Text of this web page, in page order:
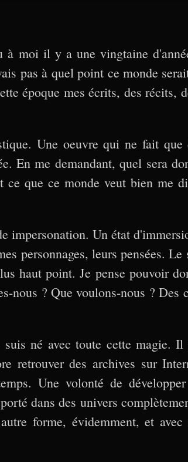
à moi il y a une vingtaine
pas à quel point ce monde
époque mes écrits, des récits,
Une oeuvre qui ne fait que
En me demandant, quel sera
que ce monde veut bien me
impersonation. Un état
personnages, leurs pensées.
haut point. Je pense pouvoir
nous ? Que voulons-nous ? Des
né avec toute cette magie.
retrouver des archives sur
Une volonté de
dans des univers
forme, évidemment, et avec